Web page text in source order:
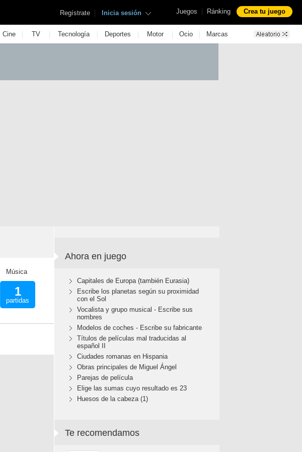
Juegos | Ránking Crea tu juego
Regístrate | Inicia sesión
Cine | TV | Tecnología | Deportes | Motor | Ocio | Marcas
Música
1
partidas
Ahora en juego
Capitales de Europa (también Eurasia)
Escribe los planetas según su proximidad
con el Sol
Vocalista y grupo musical - Escribe sus
nombres
Modelos de coches - Escribe su fabricante
Títulos de películas mal traducidas al
español II
Ciudades romanas en Hispania
Obras principales de Miguel Ángel
Parejas de película
Elige las sumas cuyo resultado es 23
Huesos de la cabeza (1)
Te recomendamos